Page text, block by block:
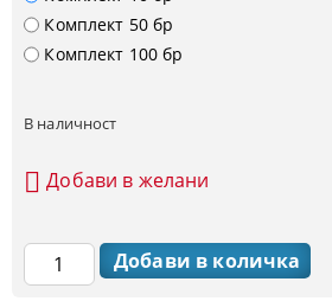
Комплект 50 бр
Комплект 100 бр
В наличност
Добави в желани